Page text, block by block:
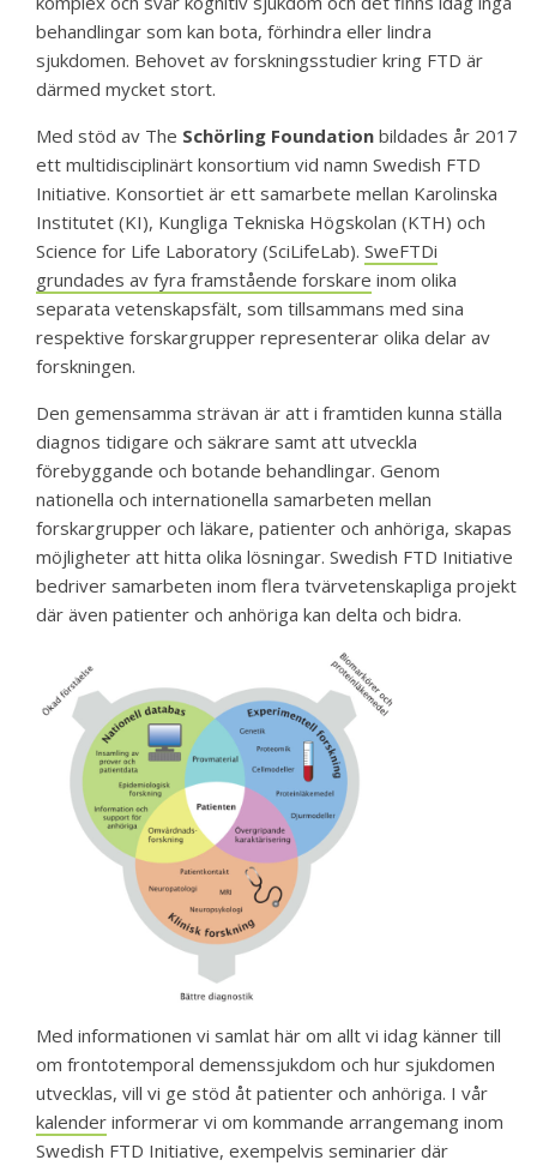
behandlingar som kan bota, förhindra eller lindra
sjukdomen. Behovet av forskningsstudier kring FTD är
därmed mycket stort.
Med stöd av The Schörling Foundation bildades år 2017
ett multidisciplinärt konsortium vid namn Swedish FTD
Initiative. Konsortiet är ett samarbete mellan Karolinska
Institutet (KI), Kungliga Tekniska Högskolan (KTH) och
Science for Life Laboratory (SciLifeLab). SweFTDi
grundades av fyra framstående forskare inom olika
separata vetenskapsfält, som tillsammans med sina
respektive forskargrupper representerar olika delar av
forskningen.
Den gemensamma strävan är att i framtiden kunna ställa
diagnos tidigare och säkrare samt att utveckla
förebyggande och botande behandlingar. Genom
nationella och internationella samarbeten mellan
forskargrupper och läkare, patienter och anhöriga, skapas
möjligheter att hitta olika lösningar. Swedish FTD Initiative
bedriver samarbeten inom flera tvärvetenskapliga projekt
där även patienter och anhöriga kan delta och bidra.
Med informationen vi samlat här om allt vi idag känner till
om frontotemporal demenssjukdom och hur sjukdomen
utvecklas, vill vi ge stöd åt patienter och anhöriga. I vår
kalender informerar vi om kommande arrangemang inom
Swedish FTD Initiative, exempelvis seminarier där